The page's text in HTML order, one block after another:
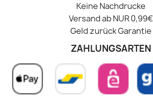
Keine Nachdrucke
Versand ab NUR 0,99€
Geld zurück Garantie
ZAHLUNGSARTEN